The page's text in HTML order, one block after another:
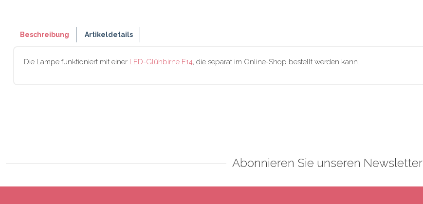
Beschreibung Artikeldetails
Die Lampe funktioniert mit einer LED-Glühbirne E14, die separat im Online-Shop bestellt werden kann.
Abonnieren Sie unseren Newsletter